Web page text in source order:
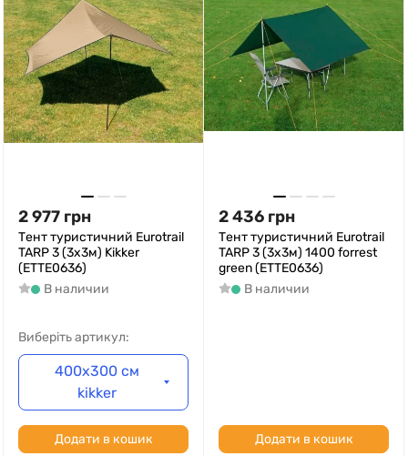
2 977 грн
Тент туристичний Eurotrail
TARP 3 (3x3м) Kikker
(ETTE0636)
В наличии
Виберіть артикул:
400х300 см
kikker
Додати в кошик
2 436 грн
Тент туристичний Eurotrail
TARP 3 (3x3м) 1400 forrest
green (ETTE0636)
В наличии
Додати в кошик